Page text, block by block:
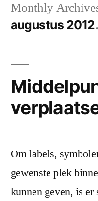
Monthly
augustus 2012
Om labels,
gewenste plek
kunnen geven, is er